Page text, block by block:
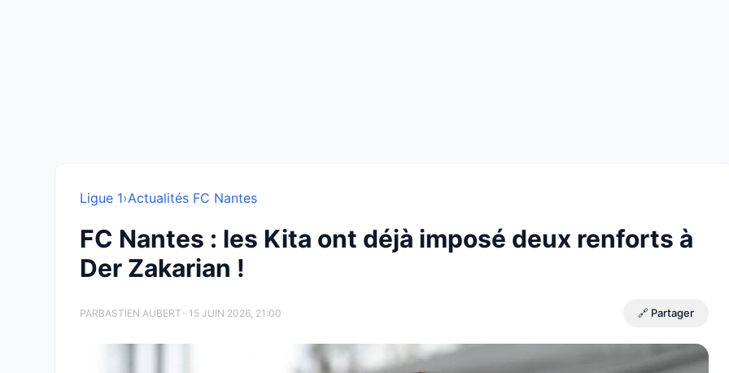
Ligue 1›Actualités FC Nantes
FC Nantes : les Kita ont déjà imposé deux renforts à
Der Zakarian !
PARBASTIEN AUBERT- 15 JUIN 2026, 21:00 🔗 Partager